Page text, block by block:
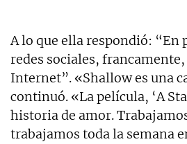
A lo que ella respondió: “En
redes sociales, francamente,
Internet”. «Shallow es una
continuó. «La película, ‘A
historia de amor.
trabajamos toda la semana